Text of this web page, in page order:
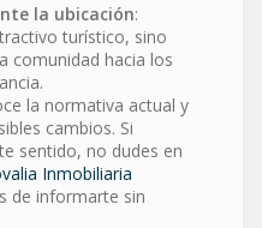
la ubicación:
turístico, sino
comunidad hacia los
la normativa actual y
cambios. Si
sentido, no dudes en
Inmobiliaria
de informarte sin